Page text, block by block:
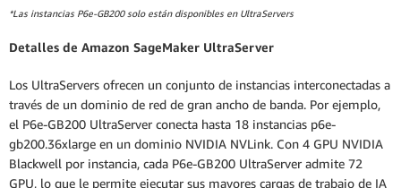
*Las instancias P6e-GB200 solo están disponibles en UltraServers
Detalles de Amazon SageMaker UltraServer
Los UltraServers ofrecen un conjunto de instancias interconectadas a
través de un dominio de red de gran ancho de banda. Por ejemplo,
el P6e-GB200 UltraServer conecta hasta 18 instancias p6e-
gb200.36xlarge en un dominio NVIDIA NVLink. Con 4 GPU NVIDIA
Blackwell por instancia, cada P6e-GB200 UltraServer admite 72
GPU, lo que le permite ejecutar sus mayores cargas de trabajo de IA